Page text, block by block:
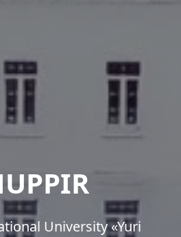
University «Yuri